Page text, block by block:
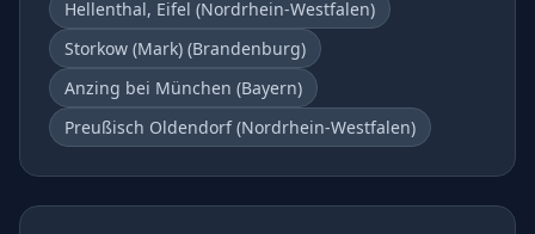
Hellenthal, Eifel (Nordrhein-Westfalen)
Storkow (Mark) (Brandenburg)
Anzing bei München (Bayern)
Preußisch Oldendorf (Nordrhein-Westfalen)